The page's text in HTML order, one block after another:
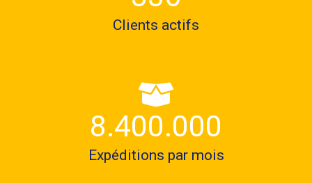
Clients actifs
11.400.000
Expéditions par mois